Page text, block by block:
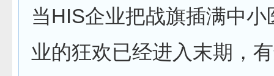
当HIS企业把战旗插满中小
业的狂欢已经进入末期，